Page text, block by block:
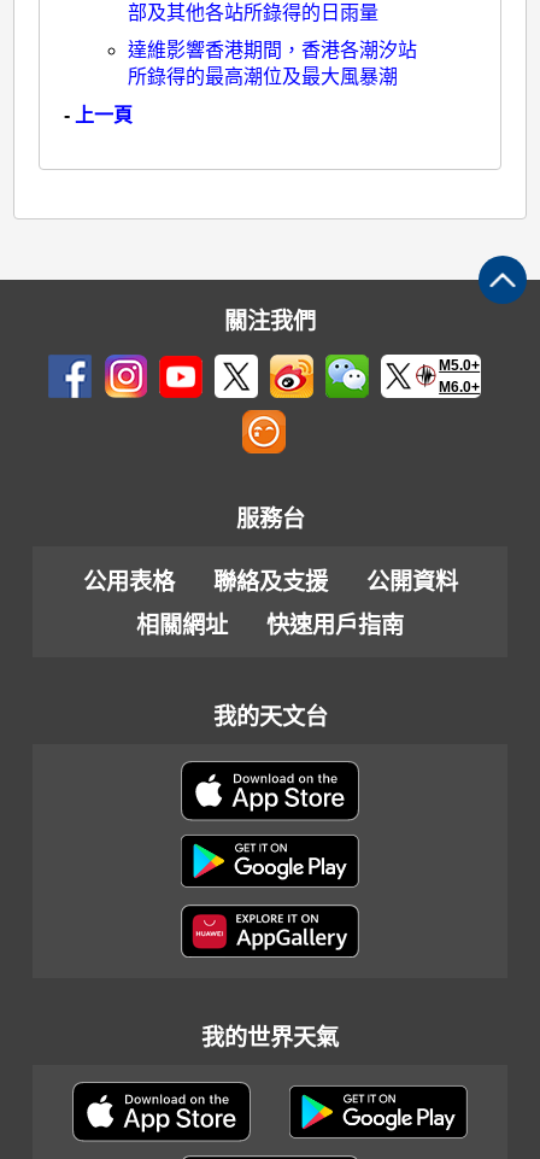
部及其他各站所錄得的日雨量
達維影響香港期間，香港各潮汐站
所錄得的最高潮位及最大風暴潮
-
上一頁
關注我們
M5.0+
M6.0+
服務台
公用表格 聯絡及支援
公開資料
相關網址
快速用戶指南
我的天文台
我的世界天氣